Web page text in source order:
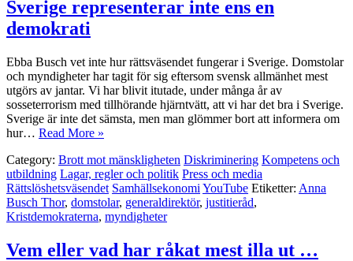
Sverige representerar inte ens en
demokrati
Ebba Busch vet inte hur rättsväsendet fungerar i Sverige. Domstolar
och myndigheter har tagit för sig eftersom svensk allmänhet mest
utgörs av jantar. Vi har blivit itutade, under många år av
sosseterrorism med tillhörande hjärntvätt, att vi har det bra i Sverige.
Sverige är inte det sämsta, men man glömmer bort att informera om
hur… Read More »
Category: Brott mot mänskligheten Diskriminering Kompetens och
utbildning Lagar, regler och politik Press och media
Rättslöshetsväsendet Samhällsekonomi YouTube Etiketter: Anna
Busch Thor, domstolar, generaldirektör, justitieråd,
Kristdemokraterna, myndigheter
Vem eller vad har råkat mest illa ut …